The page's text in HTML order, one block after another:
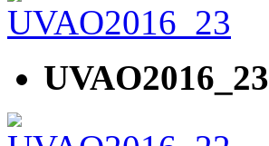
UVAO2016_23